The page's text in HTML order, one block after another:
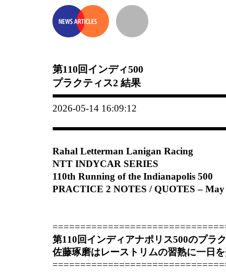
第110回インディ500
プラクティス2 結果
2026-05-14 16:09:12
Rahal Letterman Lanigan Racing
NTT INDYCAR SERIES
110th Running of the Indianapolis 500
PRACTICE 2 NOTES / QUOTES – May
第110回インディアナポリス500のプラ
佐藤琢磨はレーストリムの習熟に一日